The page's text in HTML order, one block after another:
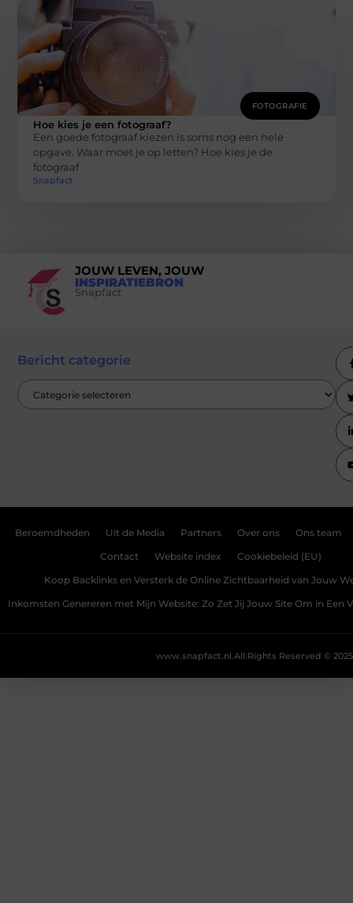
FOTOGRAFIE
Hoe kies je een fotograaf?
Een goede fotograaf kiezen is soms nog een hele
opgave. Waar moet je op letten? Hoe kies je de
fotograaf
Snapfact
JOUW LEVEN, JOUW
INSPIRATIEBRON
Snapfact
Bericht categorie
Beroemdheden Uit de Media Partners Over ons Ons team
Contact Website index Cookiebeleid (EU)
Koop Backlinks en Versterk de Online Zichtbaarheid van Jouw
Inkomsten Genereren met Mijn Website: Zo Zet Jij Jouw Site Om in Een
All Rights Reserved © 2025
www.snapfact.nl.